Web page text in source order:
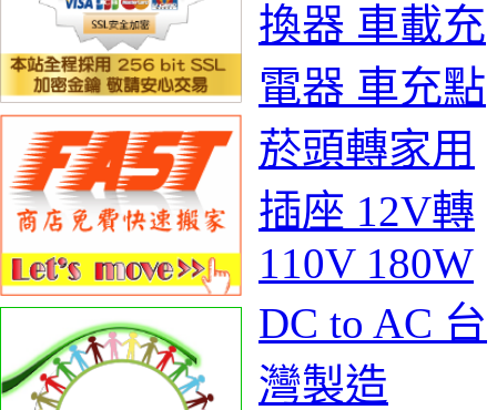
換器 車載充
電器 車充點
菸頭轉家用
插座 12V轉
110V 180W
DC to AC 台
灣製造